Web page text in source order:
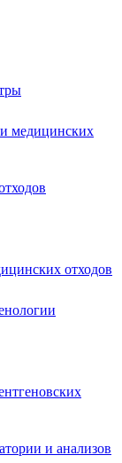
медицинских
отходов
и анализов